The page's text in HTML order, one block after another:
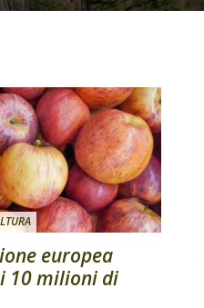
europea
10 milioni di